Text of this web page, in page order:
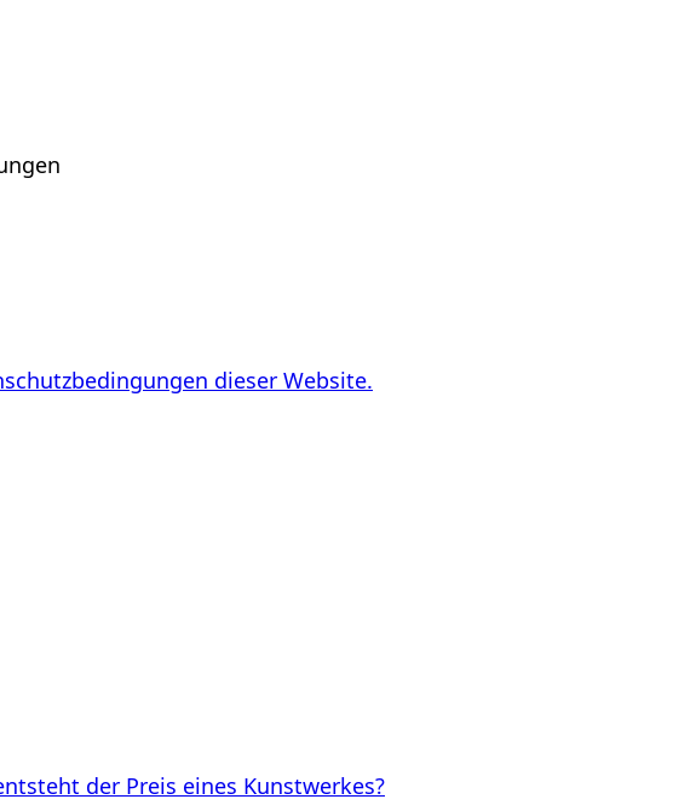
dieser Website.
der Preis eines Kunstwerkes?